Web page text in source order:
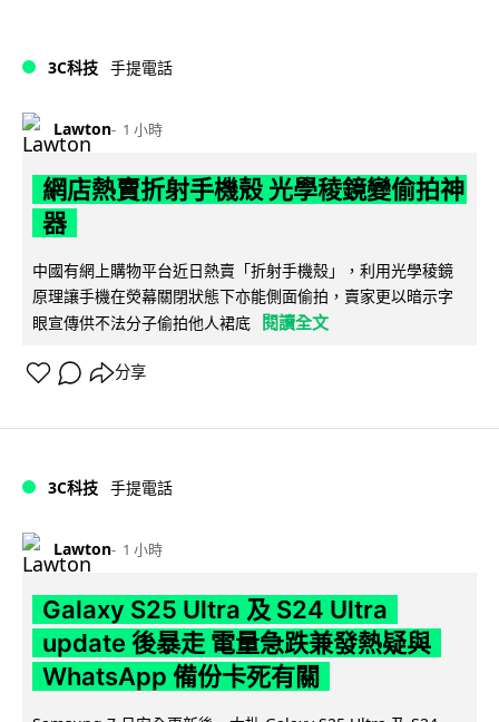
3C科技 手提電話
Lawton 1 小時
網店熱賣折射手機殼 光學稜鏡變偷拍神
器
中國有網上購物平台近日熱賣「折射手機殼」，利用光學稜鏡
原理讓手機在熒幕關閉狀態下亦能側面偷拍，賣家更以暗示字
眼宣傳供不法分子偷拍他人裙底
閱讀全文
分享
3C科技 手提電話
Lawton 1 小時
Galaxy S25 Ultra 及 S24 Ultra
update 後暴走 電量急跌兼發熱疑與
WhatsApp 備份卡死有關